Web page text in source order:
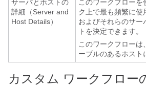
サーバとホストの
詳細（Server and
Host Details）
このワークフローを
ク上で最も頻繁に使
およびそれらのサー
トを決定できます。
このワークフローは
ーブルのあるホスト
カスタム ワークフロー